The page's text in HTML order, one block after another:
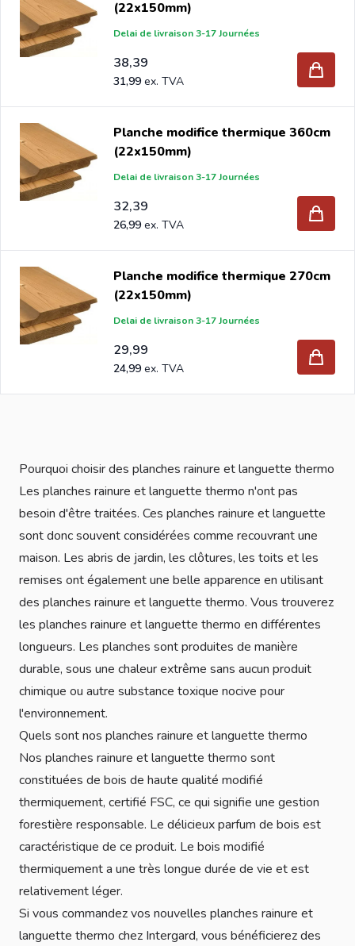
(22x150mm)
Delai de livraison 3-17 Journées
38,39
31,99
Planche modifice thermique 360cm
(22x150mm)
Delai de livraison 3-17 Journées
32,39
26,99
Planche modifice thermique 270cm
(22x150mm)
Delai de livraison 3-17 Journées
29,99
24,99
Pourquoi choisir des planches rainure et languette thermo
Les planches rainure et languette thermo n'ont pas
besoin d'être traitées. Ces planches rainure et languette
sont donc souvent considérées comme recouvrant une
maison. Les abris de jardin, les clôtures, les toits et les
remises ont également une belle apparence en utilisant
des planches rainure et languette thermo. Vous trouverez
les planches rainure et languette thermo en différentes
longueurs. Les planches sont produites de manière
durable, sous une chaleur extrême sans aucun produit
chimique ou autre substance toxique nocive pour
l'environnement.
Quels sont nos planches rainure et languette thermo
Nos planches rainure et languette thermo sont
constituées de bois de haute qualité modifié
thermiquement, certifié FSC, ce qui signifie une gestion
forestière responsable. Le délicieux parfum de bois est
caractéristique de ce produit. Le bois modifié
thermiquement a une très longue durée de vie et est
relativement léger.
Si vous commandez vos nouvelles planches rainure et
languette thermo chez Intergard, vous bénéficierez des